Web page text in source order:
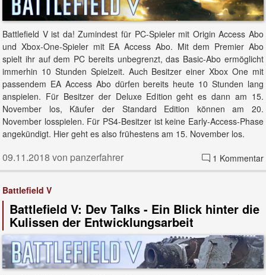
Battlefield V ist da! Zumindest für PC-Spieler mit Origin Access Abo
und Xbox-One-Spieler mit EA Access Abo. Mit dem Premier Abo
spielt ihr auf dem PC bereits unbegrenzt, das Basic-Abo ermöglicht
immerhin 10 Stunden Spielzeit. Auch Besitzer einer Xbox One mit
passendem EA Access Abo dürfen bereits heute 10 Stunden lang
anspielen. Für Besitzer der Deluxe Edition geht es dann am 15.
November los, Käufer der Standard Edition können am 20.
November losspielen. Für PS4-Besitzer ist keine Early-Access-Phase
angekündigt. Hier geht es also frühestens am 15. November los.
1 Kommentar
09.11.2018 von panzerfahrer
Battlefield V
Battlefield V: Dev Talks - Ein Blick hinter die
Kulissen der Entwicklungsarbeit